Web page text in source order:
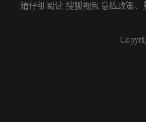
请仔细阅读 搜狐视频隐私政策、